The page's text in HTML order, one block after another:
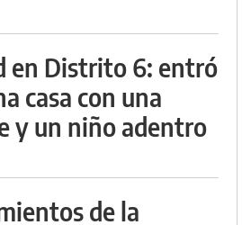
en Distrito 6: entró
casa con una
y un niño adentro
de la